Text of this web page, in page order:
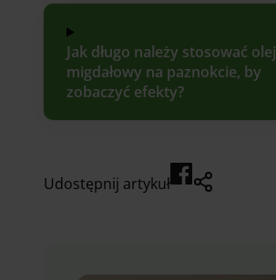
Jak długo należy stosować olej
migdałowy na paznokcie, by
zobaczyć efekty?
Udostępnij artykuł